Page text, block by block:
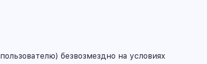
безвозмездно на условиях